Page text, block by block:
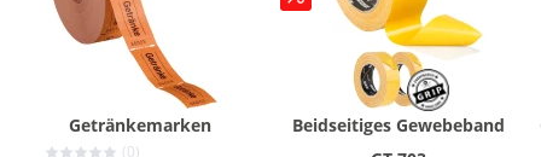
Getränkemarken
(0)
Beidseitiges Gewebeband